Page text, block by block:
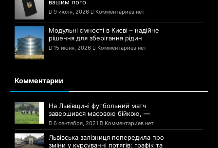
вашим лого
9 июля, 2026 Комментариев нет
Модульні ємності в Києві – надійне
рішення для зберігання рідин
15 июня, 2026 Комментариев нет
Комментарии
На Львівщині футбольний матч
завершився масовою бійкою, —
6 сентября, 2021 Комментариев нет
Львівська залізниця попередила про
зміни у курсуванні потягів: графік та